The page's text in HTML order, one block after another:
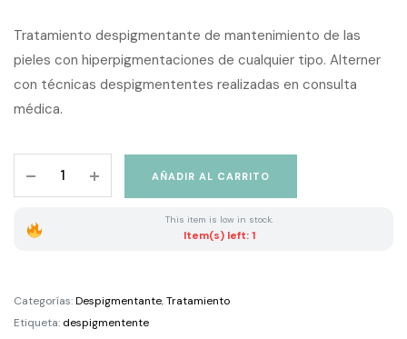
Tratamiento despigmentante de mantenimiento de las
pieles con hiperpigmentaciones de cualquier tipo. Alterner
con técnicas despigmententes realizadas en consulta
médica.
DISCROM
AÑADIR AL CARRITO
This item is low in stock.
Item(s) left: 1
Categorías:Despigmentante,Tratamiento
Etiqueta: despigmentente